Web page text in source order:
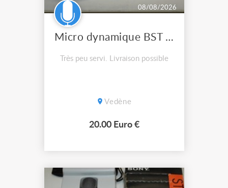
08/08/2026
Micro dynamique BST MDX50 en boîte
Très peu servi. Livraison possible
Vedène
20.00 Euro €